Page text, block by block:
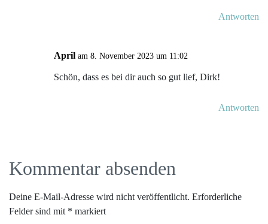
Antworten
April am 8. November 2023 um 11:02
Schön, dass es bei dir auch so gut lief, Dirk!
Antworten
Kommentar absenden
Deine E-Mail-Adresse wird nicht veröffentlicht. Erforderliche
Felder sind mit * markiert